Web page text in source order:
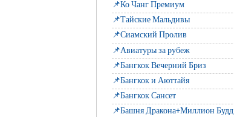
📌Ко Чанг Премиум
📌Тайские Мальдивы
📌Сиамский Пролив
📌Авиатуры за рубеж
📌Бангкок Вечерний Бриз
📌Бангкок и Аюттайя
📌Бангкок Сансет
📌Башня Дракона+Миллион Будд